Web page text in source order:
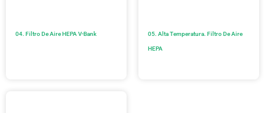
04. Filtro De Aire HEPA V-Bank
05. Alta Temperatura. Filtro De Aire
HEPA